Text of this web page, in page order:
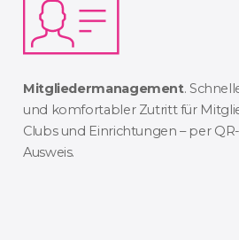
Mitgliedermanagement.
und komfortabler Zutritt für
Clubs und Einrichtungen – per
Ausweis.